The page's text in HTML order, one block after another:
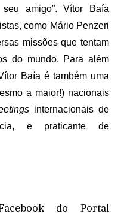
amigo”. Vítor Baía
como Mário Penzeri
missões que tentam
do mundo. Para além
Baía é também uma
a maior!) nacionais
internacionais de
e praticante de
do Portal